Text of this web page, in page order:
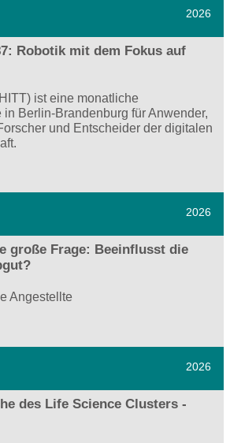
2026
Robotik mit dem Fokus auf
ist eine monatliche
Berlin-Brandenburg für Anwender,
und Entscheider der digitalen
2026
große Frage: Beeinflusst die
Angestellte
2026
des Life Science Clusters -